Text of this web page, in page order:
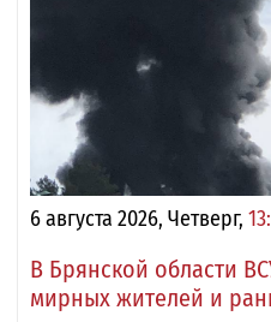
6 августа 2026, Четверг,
В Брянской области
мирных жителей и